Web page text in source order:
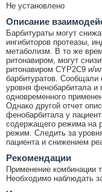
Не установлено
Описание
Барбитураты могут
ингибиторов протеазы,
метаболизм. В то же
ритонавиром, могут
ритонавиром CYP2C9 и/
барбитуратов. Сообщали
уровня фенобарбитала и
одновременного
Однако другой отчет
фенобарбитала у
содержащего режима на
режим. Следить за
пациента и снижением
Рекомендации
Применение комбинации
Необходимо наблюдать